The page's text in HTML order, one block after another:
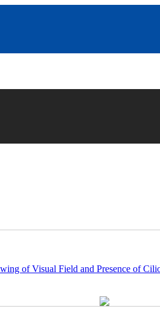
of Visual Field and Presence of